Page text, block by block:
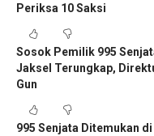
Periksa 10 Saksi
Sosok Pemilik 995
Jaksel Terungkap,
Gun
995 Senjata Ditemukan